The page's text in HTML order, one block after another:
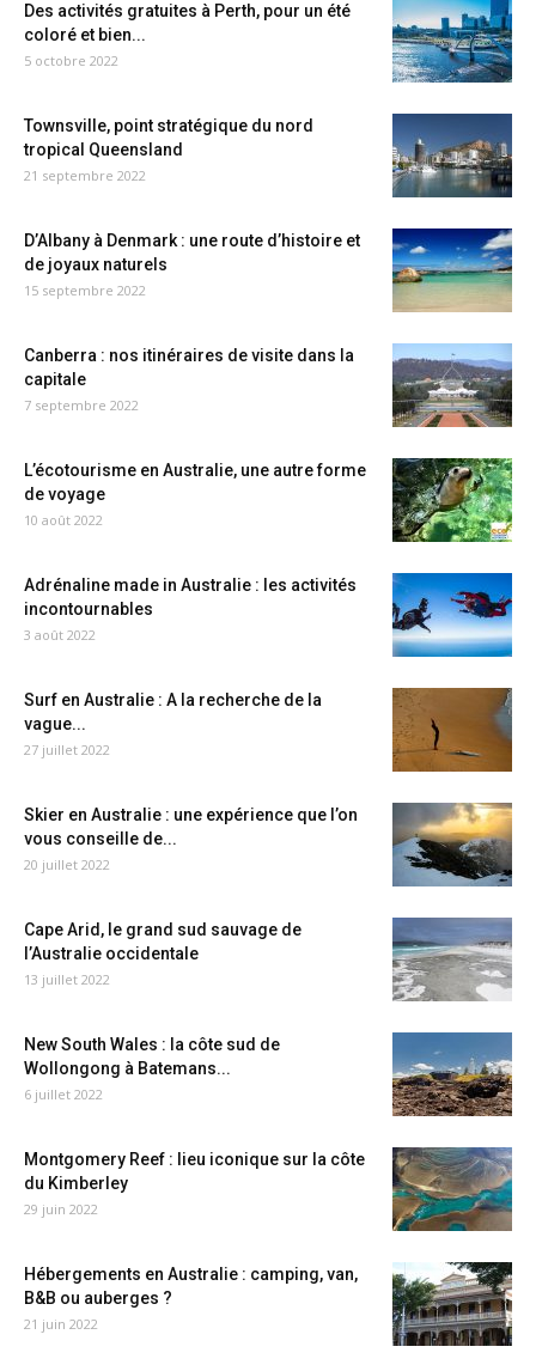
Des activités gratuites à Perth, pour un été
coloré et bien...
5 octobre 2022
Townsville, point stratégique du nord
tropical Queensland
21 septembre 2022
D’Albany à Denmark : une route d’histoire et
de joyaux naturels
15 septembre 2022
Canberra : nos itinéraires de visite dans la
capitale
7 septembre 2022
L’écotourisme en Australie, une autre forme
de voyage
10 août 2022
Adrénaline made in Australie : les activités
incontournables
3 août 2022
Surf en Australie : A la recherche de la
vague...
27 juillet 2022
Skier en Australie : une expérience que l’on
vous conseille de...
20 juillet 2022
Cape Arid, le grand sud sauvage de
l’Australie occidentale
13 juillet 2022
New South Wales : la côte sud de
Wollongong à Batemans...
6 juillet 2022
Montgomery Reef : lieu iconique sur la côte
du Kimberley
29 juin 2022
Hébergements en Australie : camping, van,
B&B ou auberges ?
21 juin 2022